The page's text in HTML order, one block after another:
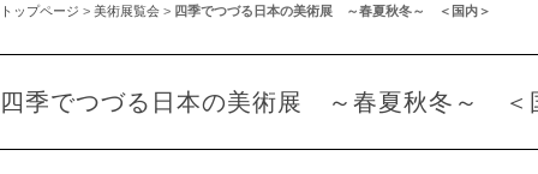
トップページ > 美術展覧会 > 四季でつづる日本の美術展 ～春夏秋冬～ ＜国内＞
四季でつづる日本の美術展 ～春夏秋冬～ ＜